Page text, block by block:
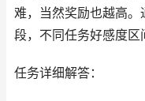
难，当然奖励也越高
段，不同任务好感度区
任务详细解答：